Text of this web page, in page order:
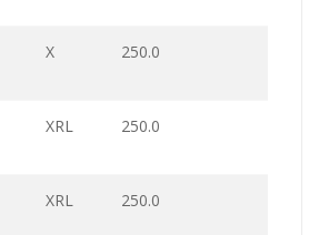
X 250.0
XRL 250.0
XRL 250.0